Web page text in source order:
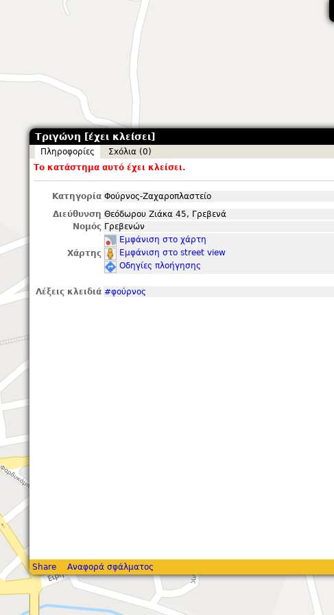
Τριγώνη [έχει κλείσει]
Πληροφορίες
Σxόλια (0)
Το κατάστημα αυτό έχει κλείσει.
Κατηγορία Φούρνος-Ζαχαροπλαστείο
Διεύθυνση Θεόδωρου Ζιάκα 45, Γρεβενά
Νομός Γρεβενών
Χάρτης
Εμφάνιση στο χάρτη
Εμφάνιση στο street view
Οδηγίες πλοήγησης
Λέξεις κλειδιά #φούρνος
Share Αναφορά σφάλματος